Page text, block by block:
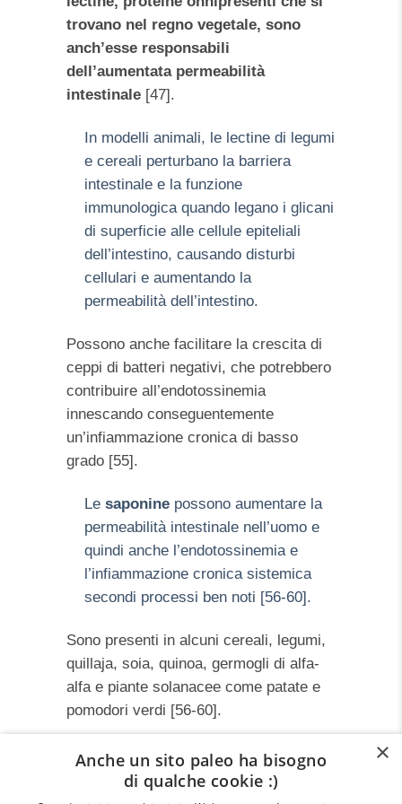
trovano nel regno vegetale, sono
anch’esse responsabili
dell’aumentata permeabilità
intestinale [47].
In modelli animali, le lectine di legumi
e cereali perturbano la barriera
intestinale e la funzione
immunologica quando legano i glicani
di superficie alle cellule epiteliali
dell’intestino, causando disturbi
cellulari e aumentando la
permeabilità dell’intestino.
Possono anche facilitare la crescita di
ceppi di batteri negativi, che potrebbero
contribuire all’endotossinemia
innescando conseguentemente
un’infiammazione cronica di basso
grado [55].
Le saponine possono aumentare la
permeabilità intestinale nell’uomo e
quindi anche l’endotossinemia e
l’infiammazione cronica sistemica
secondi processi ben noti [56-60].
Sono presenti in alcuni cereali, legumi,
quillaja, soia, quinoa, germogli di alfa-
alfa e piante solanacee come patate e
pomodori verdi [56-60].
I cereali e i legumi, che tutti noi
pensiamo siano così buoni e sani, sono
invece dei killer spietati che agiscono
×
Anche un sito paleo ha bisogno
di qualche cookie :)